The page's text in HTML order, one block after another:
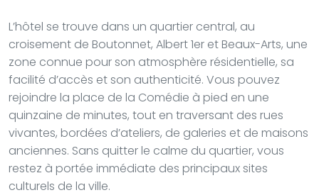
L’hôtel se trouve dans un quartier central, au
croisement de Boutonnet, Albert 1er et Beaux-Arts, une
zone connue pour son atmosphère résidentielle, sa
facilité d’accès et son authenticité. Vous pouvez
rejoindre la place de la Comédie à pied en une
quinzaine de minutes, tout en traversant des rues
vivantes, bordées d’ateliers, de galeries et de maisons
anciennes. Sans quitter le calme du quartier, vous
restez à portée immédiate des principaux sites
culturels de la ville.